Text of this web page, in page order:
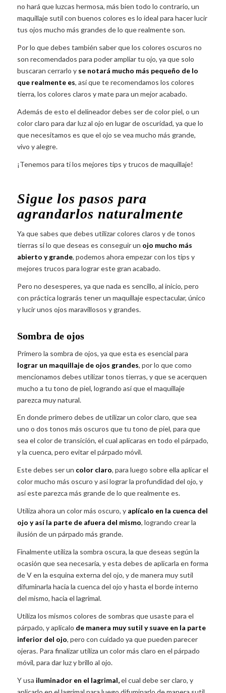
no hará que luzcas hermosa, más bien todo lo contrario, un
maquillaje sutil con buenos colores es lo ideal para hacer lucir
tus ojos mucho más grandes de lo que realmente son.
Por lo que debes también saber que los colores oscuros no
son recomendados para poder ampliar tu ojo, ya que solo
buscaran cerrarlo y se notará mucho más pequeño de lo
que realmente es, así que te recomendamos los colores
tierra, los colores claros y mate para un mejor acabado.
Además de esto el delineador debes ser de color piel, o un
color claro para dar luz al ojo en lugar de oscuridad, ya que lo
que necesitamos es que el ojo se vea mucho más grande,
vivo y alegre.
¡Tenemos para ti los mejores tips y trucos de maquillaje!
Sigue los pasos para
agrandarlos naturalmente
Ya que sabes que debes utilizar colores claros y de tonos
tierras si lo que deseas es conseguir un ojo mucho más
abierto y grande, podemos ahora empezar con los tips y
mejores trucos para lograr este gran acabado.
Pero no desesperes, ya que nada es sencillo, al inicio, pero
con práctica lograrás tener un maquillaje espectacular, único
y lucir unos ojos maravillosos y grandes.
Sombra de ojos
Primero la sombra de ojos, ya que esta es esencial para
lograr un maquillaje de ojos grandes, por lo que como
mencionamos debes utilizar tonos tierras, y que se acerquen
mucho a tu tono de piel, logrando así que el maquillaje
parezca muy natural.
En donde primero debes de utilizar un color claro, que sea
uno o dos tonos más oscuros que tu tono de piel, para que
sea el color de transición, el cual aplicaras en todo el párpado,
y la cuenca, pero evitar el párpado móvil.
Este debes ser un color claro, para luego sobre ella aplicar el
color mucho más oscuro y así lograr la profundidad del ojo, y
así este parezca más grande de lo que realmente es.
Utiliza ahora un color más oscuro, y aplícalo en la cuenca del
ojo y así la parte de afuera del mismo, logrando crear la
ilusión de un párpado más grande.
Finalmente utiliza la sombra oscura, la que deseas según la
ocasión que sea necesaria, y esta debes de aplicarla en forma
de V en la esquina externa del ojo, y de manera muy sutil
difuminarla hacia la cuenca del ojo y hasta el borde interno
del mismo, hacia el lagrimal.
Utiliza los mismos colores de sombras que usaste para el
párpado, y aplícalo de manera muy sutil y suave en la parte
inferior del ojo, pero con cuidado ya que pueden parecer
ojeras. Para finalizar utiliza un color más claro en el párpado
móvil, para dar luz y brillo al ojo.
Y usa iluminador en el lagrimal,el cual debe ser claro, y